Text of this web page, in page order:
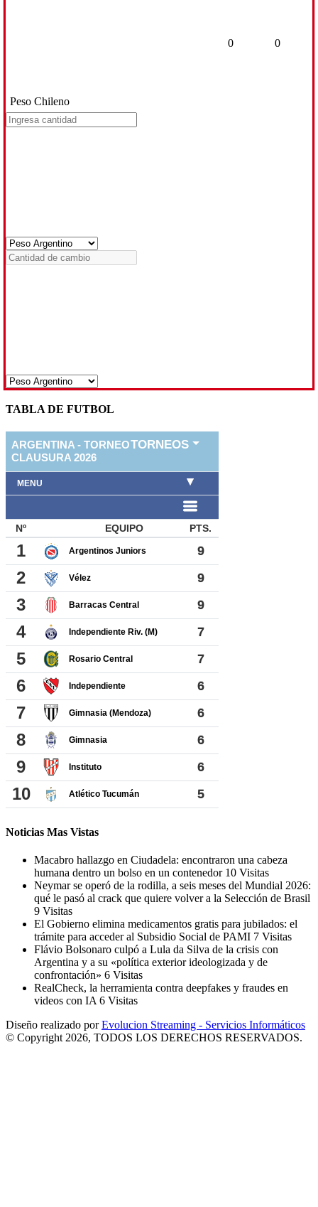
Peso Chileno
0 0
TABLA DE FUTBOL
Noticias Mas Vistas
Macabro hallazgo en Ciudadela: encontraron una cabeza
humana dentro un bolso en un contenedor 10 Visitas
Neymar se operó de la rodilla, a seis meses del Mundial 2026:
qué le pasó al crack que quiere volver a la Selección de Brasil
9 Visitas
El Gobierno elimina medicamentos gratis para jubilados: el
trámite para acceder al Subsidio Social de PAMI 7 Visitas
Flávio Bolsonaro culpó a Lula da Silva de la crisis con
Argentina y a su «política exterior ideologizada y de
confrontación» 6 Visitas
RealCheck, la herramienta contra deepfakes y fraudes en
videos con IA 6 Visitas
Diseño realizado porEvolucion Streaming - Servicios Informáticos
© Copyright 2026, TODOS LOS DERECHOS RESERVADOS.